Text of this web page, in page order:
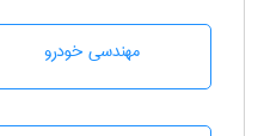
مهندسی خودرو